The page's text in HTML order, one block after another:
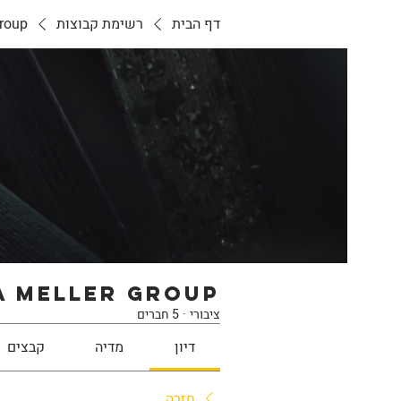
דף הבית רשימת קבוצות
meller Group
ציבורי · 5 חברים
דיון מדיה קבצים